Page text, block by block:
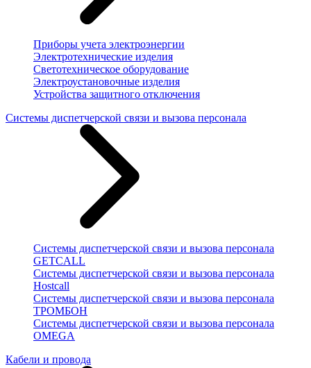
Приборы учета электроэнергии
Электротехнические изделия
Светотехническое оборудование
Электроустановочные изделия
Устройства защитного отключения
Системы диспетчерской связи и вызова персонала
Системы диспетчерской связи и вызова персонала
GETCALL
Системы диспетчерской связи и вызова персонала
Hostcall
Системы диспетчерской связи и вызова персонала
ТРОМБОН
Системы диспетчерской связи и вызова персонала
OMEGA
Кабели и провода